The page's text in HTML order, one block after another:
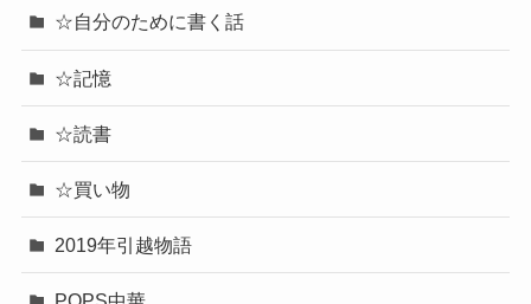
☆自分のために書く話
☆記憶
☆読書
☆買い物
2019年引越物語